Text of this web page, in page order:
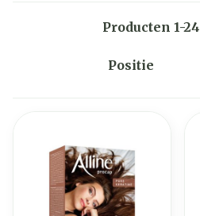
Producten 1-24
Sorteer op: